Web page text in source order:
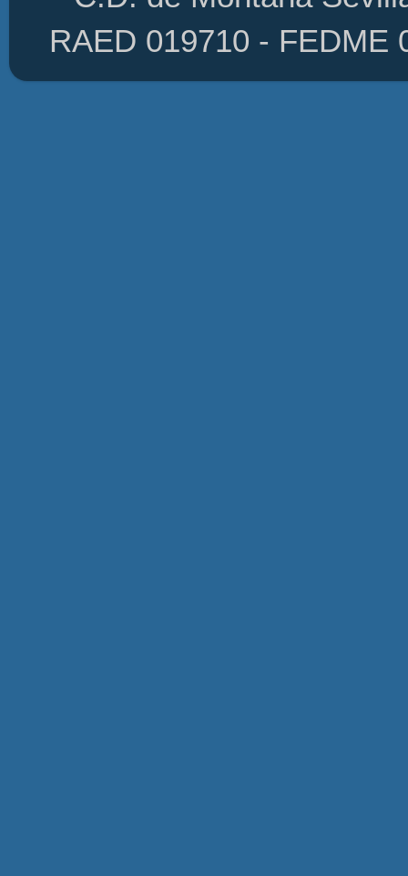
RAED 019710 -